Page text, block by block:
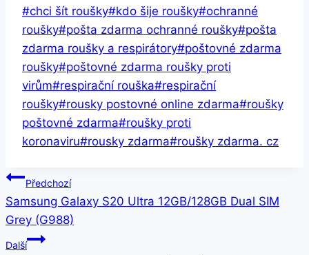
Štítky
příspěvků:
#chci šít roušky#kdo šije roušky#ochranné
roušky#pošta zdarma ochranné roušky#pošta
zdarma roušky a respirátory#poštovné zdarma
roušky#poštovné zdarma roušky proti
virům#respirační rouška#respirační
roušky#rousky postovné online zdarma#roušky
poštovné zdarma#roušky proti
koronaviru#rousky zdarma#roušky zdarma. cz
Navigace
pro
příspěvek
Předchozí
Samsung Galaxy S20 Ultra 12GB/128GB Dual SIM
Grey (G988)
Další